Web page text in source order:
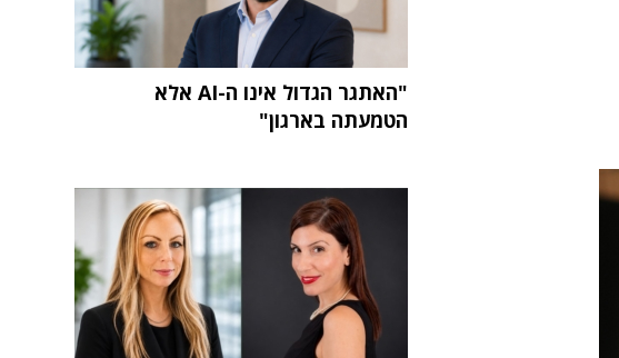
"האתגר הגדול אינו ה-AI אלא
הטמעתה בארגון"